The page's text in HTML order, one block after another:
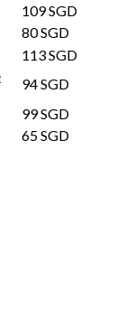
109 SGD
80 SGD
113 SGD
94 SGD
99 SGD
65 SGD